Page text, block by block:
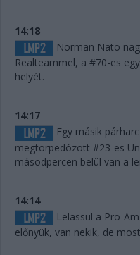
14:18
Norman Nato
Realteammel, a #70-es
helyét.
14:17
Egy másik
megtorpedózott #23-es
másodpercen belül van a
14:14
Lelassul a Pro-
előnyük, van nekik, de